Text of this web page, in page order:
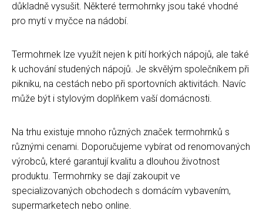
důkladně vysušit. Některé termohrnky jsou také vhodné
pro mytí v myčce na nádobí.
Termohrnek lze využít nejen k pití horkých nápojů, ale také
k uchování studených nápojů. Je skvělým společníkem při
pikniku, na cestách nebo při sportovních aktivitách. Navíc
může být i stylovým doplňkem vaší domácnosti.
Na trhu existuje mnoho různých značek termohrnků s
různými cenami. Doporučujeme vybírat od renomovaných
výrobců, které garantují kvalitu a dlouhou životnost
produktu. Termohrnky se dají zakoupit ve
specializovaných obchodech s domácím vybavením,
supermarketech nebo online.